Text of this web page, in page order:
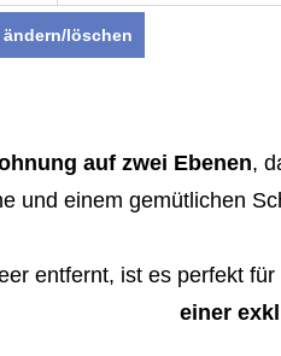
löschen
auf zwei Ebenen,
und einem gemütlichen
entfernt, ist es perfekt
einer